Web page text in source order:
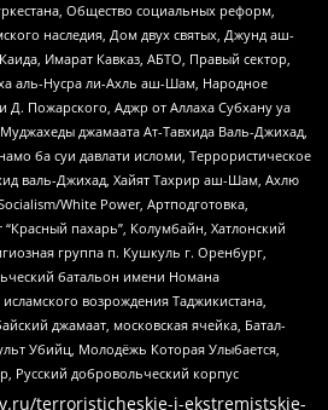
Общество социальных реформ,
наследия, Дом двух святых, Джунд аш-
Имарат Кавказ, АБТО, Правый сектор,
аль-Нусра ли-Ахль аш-Шам, Народное
Пожарского, Аджр от Аллаха Субхану уа
джамаата Ат-Тавхида Валь-Джихад,
ба суи давлати исломи, Террористическое
валь-Джихад, Хайят Тахрир аш-Шам, Ахлю
White Power, Артподготовка,
пахарь”, Колумбайн, Хатлонский
группа п. Кушкуль г. Оренбург,
батальон имени Номана
возрождения Таджикистана,
джамаат, московская ячейка, Батал-
Убийц, Молодёжь Которая Улыбается,
Русский добровольческий корпус
terroristicheskie-i-ekstremistskie-